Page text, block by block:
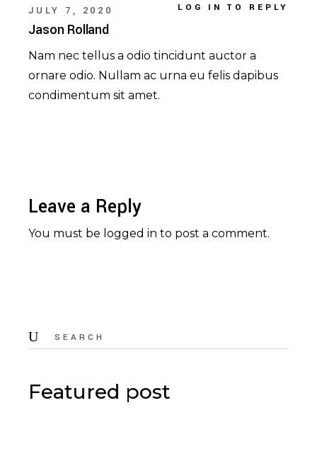
JULY 7, 2020
Jason Rolland
Nam nec tellus a odio tincidunt auctor a
ornare odio. Nullam ac urna eu felis dapibus
condimentum sit amet.
LOG IN TO REPLY
Leave a Reply
You must be logged in to post a comment.
Featured post